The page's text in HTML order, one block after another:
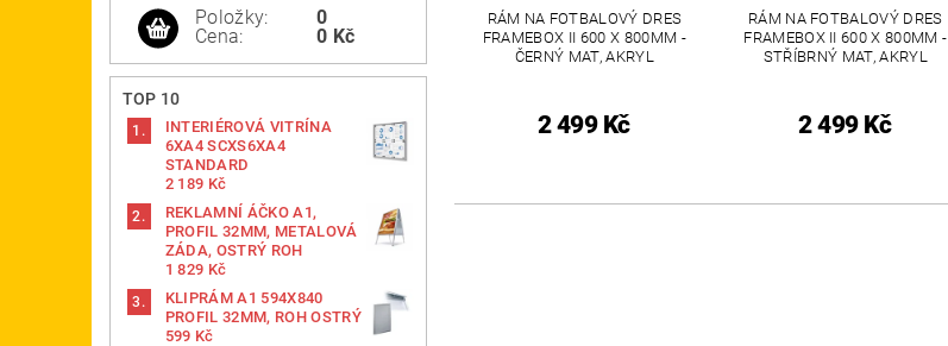
Položky:
Cena:
0
0 Kč
TOP 10
INTERIÉROVÁ VITRÍNA
6XA4 SCXS6XA4
STANDARD
2 189 Kč
REKLAMNÍ ÁČKO A1,
PROFIL 32MM, METALOVÁ
ZÁDA, OSTRÝ ROH
1 829 Kč
KLIPRÁM A1 594X840
PROFIL 32MM, ROH OSTRÝ
599 Kč
RÁM NA FOTBALOVÝ DRES
FRAMEBOX II 600 X 800MM -
ČERNÝ MAT, AKRYL
2 499 Kč
RÁM NA FOTBALOVÝ DRES
FRAMEBOX II 600 X 800MM -
STŘÍBRNÝ MAT, AKRYL
2 499 Kč